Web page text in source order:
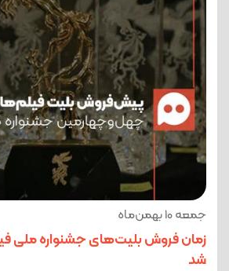
جمعه 10 بهمن‌ماه
شد